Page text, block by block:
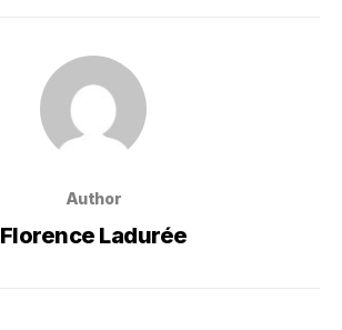
Author
Florence Ladurée